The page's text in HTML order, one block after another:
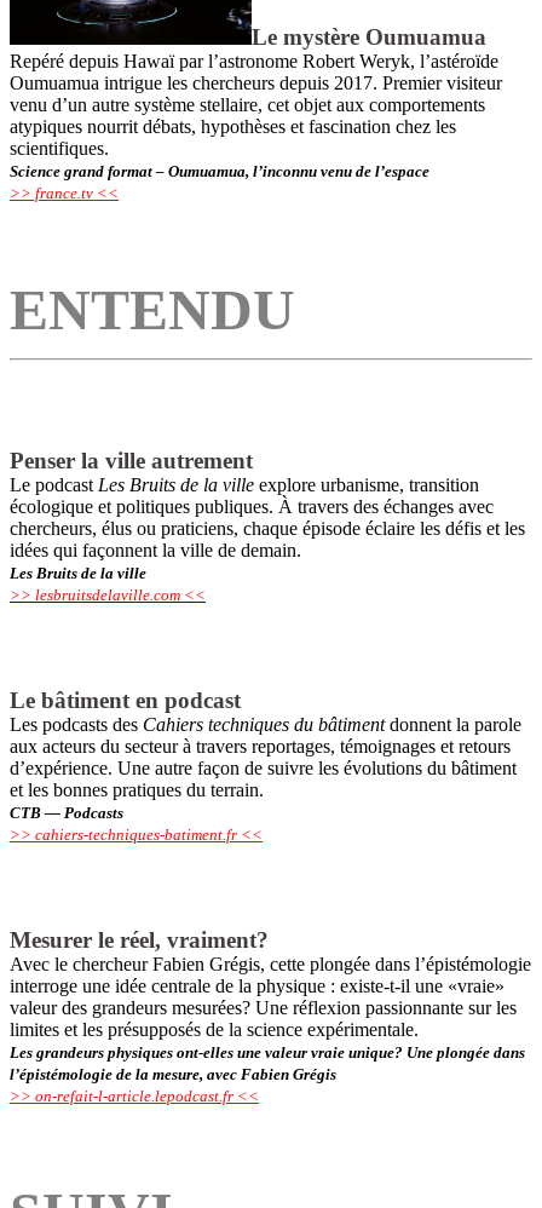
Le mystère Oumuamua
Repéré depuis Hawaï par l’astronome Robert Weryk, l’astéroïde
Oumuamua intrigue les chercheurs depuis 2017. Premier visiteur
venu d’un autre système stellaire, cet objet aux comportements
atypiques nourrit débats, hypothèses et fascination chez les
scientifiques.
Science grand format – Oumuamua, l’inconnu venu de l’espace
>> france.tv <<
ENTENDU
Penser la ville autrement
Le podcast Les Bruits de la ville explore urbanisme, transition
écologique et politiques publiques. À travers des échanges avec
chercheurs, élus ou praticiens, chaque épisode éclaire les défis et les
idées qui façonnent la ville de demain.
Les Bruits de la ville
>> lesbruitsdelaville.com <<
Le bâtiment en podcast
Les podcasts des Cahiers techniques du bâtimentdonnent la parole
aux ­acteurs du secteur à travers reportages, témoignages et retours
d’expérience. Une autre façon de suivre les évolutions du ­bâtiment
et les bonnes pratiques du terrain.
CTB — Podcasts
>> cahiers-techniques-batiment.fr <<
Mesurer le réel, vraiment?
Avec le chercheur Fabien Grégis, cette plongée dans l’épistémologie
interroge une idée centrale de la physique : existe-t-il une «vraie»
valeur des grandeurs mesurées? Une réflexion passionnante sur les
limites et les présupposés de la science expérimentale.
Les grandeurs physiques ont-elles une valeur vraie unique? Une plongée dans
l’épistémologie de la mesure, avec Fabien Grégis
>> on-refait-l-article.lepodcast.fr <<